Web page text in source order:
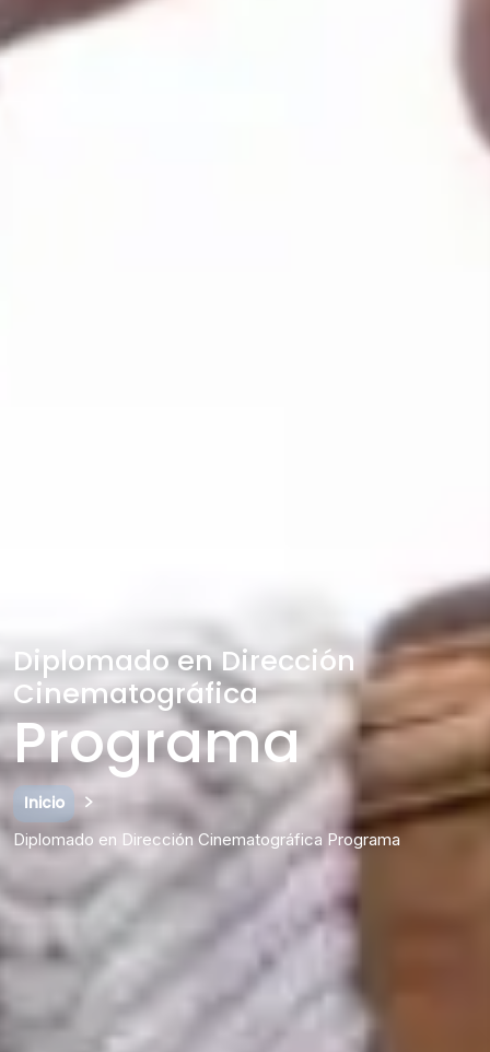
Diplomado en Dirección
Cinematográfica
Programa
Inicio
Diplomado en Dirección Cinematográfica Programa